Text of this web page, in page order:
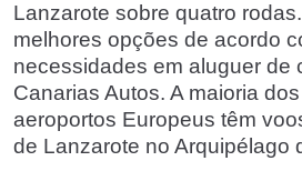
Lanzarote sobre quatro
melhores opções de acordo
necessidades em aluguer de
Canarias Autos. A maioria
aeroportos Europeus têm
de Lanzarote no Arquipélago